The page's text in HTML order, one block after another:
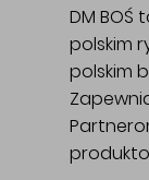
DM
polskim
polskim